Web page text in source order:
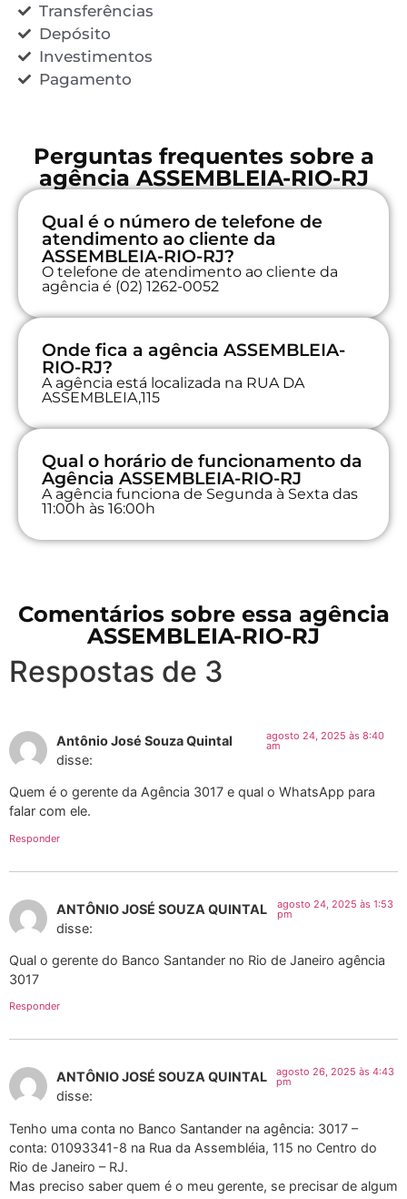
Transferências
Depósito
Investimentos
Pagamento
Perguntas frequentes sobre a
agência ASSEMBLEIA-RIO-RJ
Qual é o número de telefone de
atendimento ao cliente da
ASSEMBLEIA-RIO-RJ?
O telefone de atendimento ao cliente da
agência é (02) 1262-0052
Onde fica a agência ASSEMBLEIA-
RIO-RJ?
A agência está localizada na RUA DA
ASSEMBLEIA,115
Qual o horário de funcionamento da
Agência ASSEMBLEIA-RIO-RJ
A agência funciona de Segunda à Sexta das
11:00h às 16:00h
Comentários sobre essa agência
ASSEMBLEIA-RIO-RJ
Respostas de 3
Antônio José Souza Quintal
disse:
agosto 24, 2025 às 8:40
am
Quem é o gerente da Agência 3017 e qual o WhatsApp para
falar com ele.
Responder
ANTÔNIO JOSÉ SOUZA QUINTAL
disse:
agosto 24, 2025 às 1:53
pm
Qual o gerente do Banco Santander no Rio de Janeiro agência
3017
Responder
ANTÔNIO JOSÉ SOUZA QUINTAL
disse:
agosto 26, 2025 às 4:43
pm
Tenho uma conta no Banco Santander na agência: 3017 –
conta: 01093341-8 na Rua da Assembléia, 115 no Centro do
Rio de Janeiro – RJ.
Mas preciso saber quem é o meu gerente, se precisar de algum